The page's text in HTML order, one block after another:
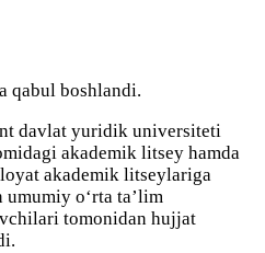
qabul boshlandi.
davlat yuridik universiteti
akademik litsey hamda
akademik litseylariga
o‘rta ta’lim
tomonidan hujjat